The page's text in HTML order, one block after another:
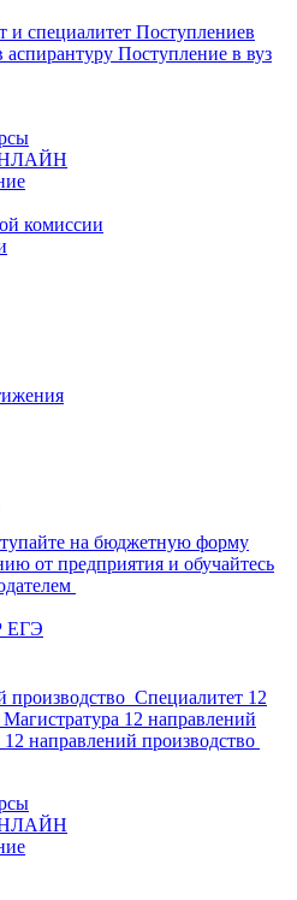
и специалитет Поступлениев
аспирантуру Поступление в вуз
комиссии
на бюджетную форму
от предприятия и обучайтесь
ЕГЭ
производство Специалитет 12
Магистратура 12 направлений
12 направлений производство